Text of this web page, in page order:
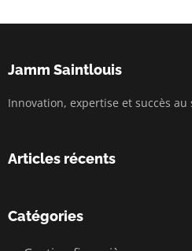
Jamm Saintlouis
Innovation, expertise et succès
Articles récents
Catégories